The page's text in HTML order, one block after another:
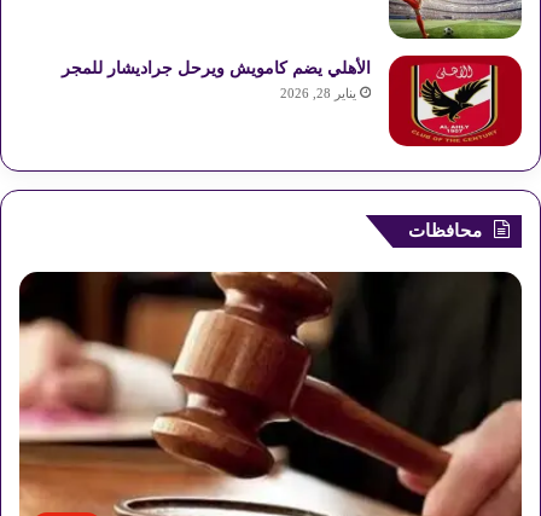
الأهلي يضم كامويش ويرحل جراديشار للمجر
يناير 28, 2026
محافظات